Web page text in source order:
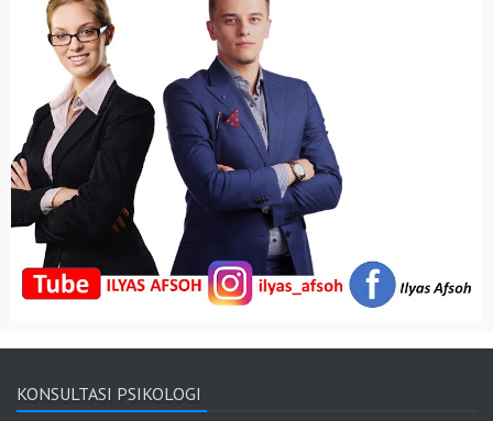
KONSULTASI PSIKOLOGI